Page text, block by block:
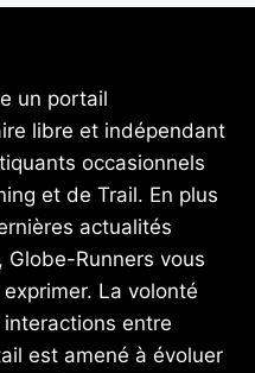
un portail
libre et indépendant
occasionnels
et de Trail. En plus
actualités
Runners vous
La volonté
entre
est amené à évoluer